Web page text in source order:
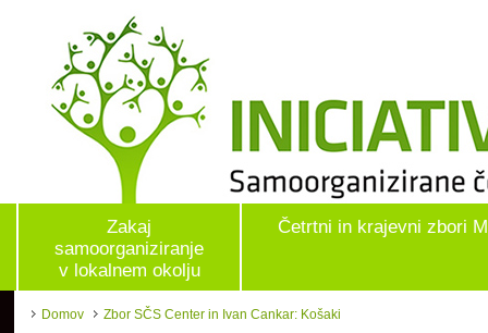
Zakaj
samoorganiziranje
v lokalnem okolju
Četrtni in krajevni zbori
Domov
Zbor SČS Center in Ivan Cankar: Košaki